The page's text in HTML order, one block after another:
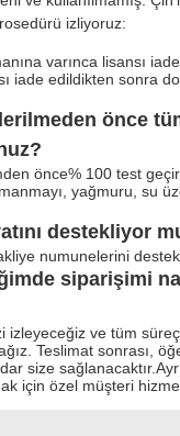
izliyoruz:
varınca lisansı iade
iade edildikten sonra
önce
önce% 100 test
yağmuru, su
destekliyor
numunelerini
siparişimi
izleyeceğiz ve tüm
Teslimat sonrası,
size
için özel müşteri